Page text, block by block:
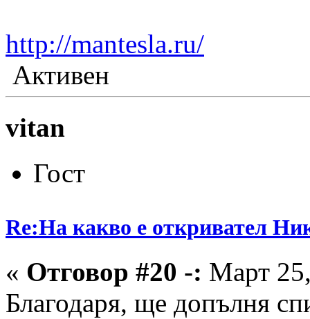
http://mantesla.ru/
Активен
vitan
Гост
Re:На какво е откривател
« Отговор #20 -: Март
Благодаря, ще допълня